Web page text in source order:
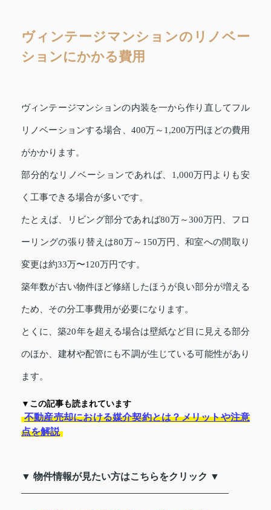
ヴィンテージマンションのリノベー
ションにかかる費用
ヴィンテージマンションの内装を一から作り直してフル
リノベーションする場合、400万～1,200万円ほどの費用
がかかります。
部分的なリノベーションであれば、1,000万円よりも安
く工事できる場合が多いです。
たとえば、リビング部分であれば80万～300万円、フロ
ーリングの張り替えは80万～150万円、和室への間取り
変更は約33万〜120万円です。
築年数が古い物件ほど修繕したほうが良い部分が増える
ため、その分工事費用が必要になります。
とくに、築20年を超える場合は壁紙など目に見える部分
のほか、建材や配管にも不調が生じている可能性があり
ます。
▼この記事も読まれています
不動産売却における媒介契約とは？メリットや注意
点を解説
▼ 物件情報が見たい方はこちらをクリック ▼